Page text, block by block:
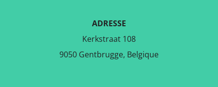
ADRESSE
Kerkstraat 108
9050 Gentbrugge, Belgique